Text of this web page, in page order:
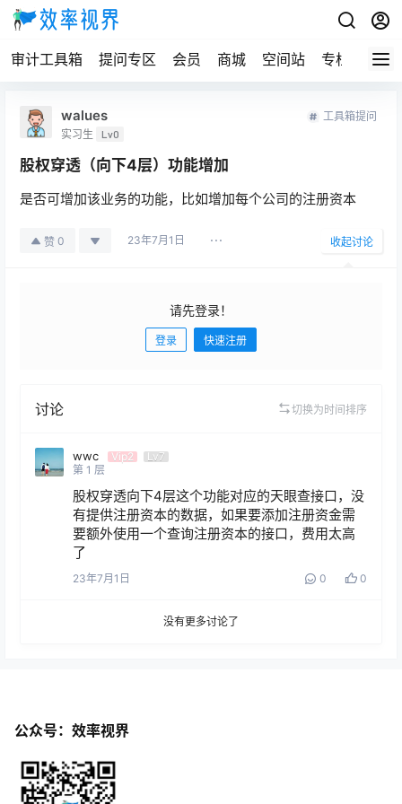
审计工具箱 提问专区 会员 商城 空间站 专栏
walues
实习生 Lv0
工具箱提问
股权穿透（向下4层）功能增加
是否可增加该业务的功能，比如增加每个公司的注册资本
赞 0 23年7月1日 收起讨论
请先登录！
登录 快速注册
讨论 切换为时间排序
wwc Vip2
Lv7
第 1 层
股权穿透向下4层这个功能对应的天眼查接口，没
有提供注册资本的数据，如果要添加注册资金需
要额外使用一个查询注册资本的接口，费用太高
了
23年7月1日 0 0
没有更多讨论了
公众号：效率视界